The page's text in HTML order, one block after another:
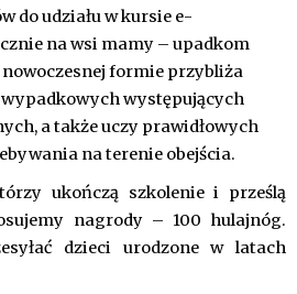
do udziału w kursie e-
na wsi mamy – upadkom
formie przybliża
występujących
a także uczy prawidłowych
na terenie obejścia.
ukończą szkolenie i prześlą
nagrody – 100 hulajnóg.
dzieci urodzone w latach